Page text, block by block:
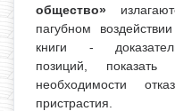
общество»
пагубном
книги -
позиций,
необходимости
пристрастия.